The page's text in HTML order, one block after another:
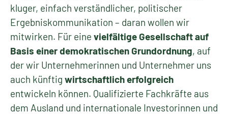
kluger, einfach verständlicher, politischer
Ergebniskommunikation – daran wollen wir
mitwirken. Für eine vielfältige Gesellschaft auf
Basis einer demokratischen Grundordnung, auf
der wir Unternehmerinnen und Unternehmer uns
auch künftig wirtschaftlich erfolgreich
entwickeln können. Qualifizierte Fachkräfte aus
dem Ausland und internationale Investorinnen und